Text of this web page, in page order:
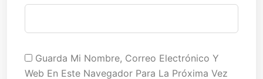
Guarda Mi Nombre, Correo Electrónico Y
Web En Este Navegador Para La Próxima Vez